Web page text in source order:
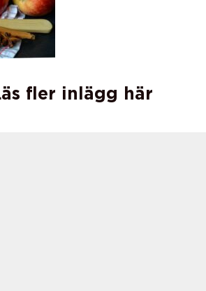
fler inlägg här